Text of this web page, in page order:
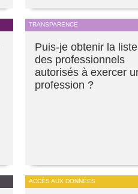
TRANSPARENCE
Puis-je obtenir la liste
des professionnels
autorisés à exercer
profession ?
ACCÈS AUX DONNÉES